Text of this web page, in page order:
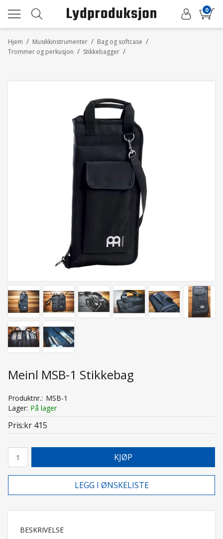
0
/
Hjem /
Musikkinstrumenter /
Bag og softcase
/
Trommer og perkusjon /
Stikkebagger
Meinl MSB-1 Stikkebag
Produktnr. MSB-1
Lager På lager
Pris kr 415
KJØP
LEGG I ØNSKELISTE
BESKRIVELSE